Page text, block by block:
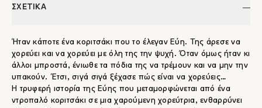
ΣΧΕΤΙΚΑ
Ήταν κάποτε ένα κοριτσάκι που το έλεγαν Εύη. Της άρεσε να
χορεύει και να χορεύει με όλη της την ψυχή. Όταν όμως ήταν κι
άλλοι μπροστά, ένιωθε τα πόδια της να τρέμουν και να μην την
υπακούν. Έτσι, σιγά σιγά ξέχασε πώς είναι να χορεύεις…
Η τρυφερή ιστορία της Εύης που μεταμορφώνεται από ένα
ντροπαλό κοριτσάκι σε μια χαρούμενη χορεύτρια, ενθαρρύνει